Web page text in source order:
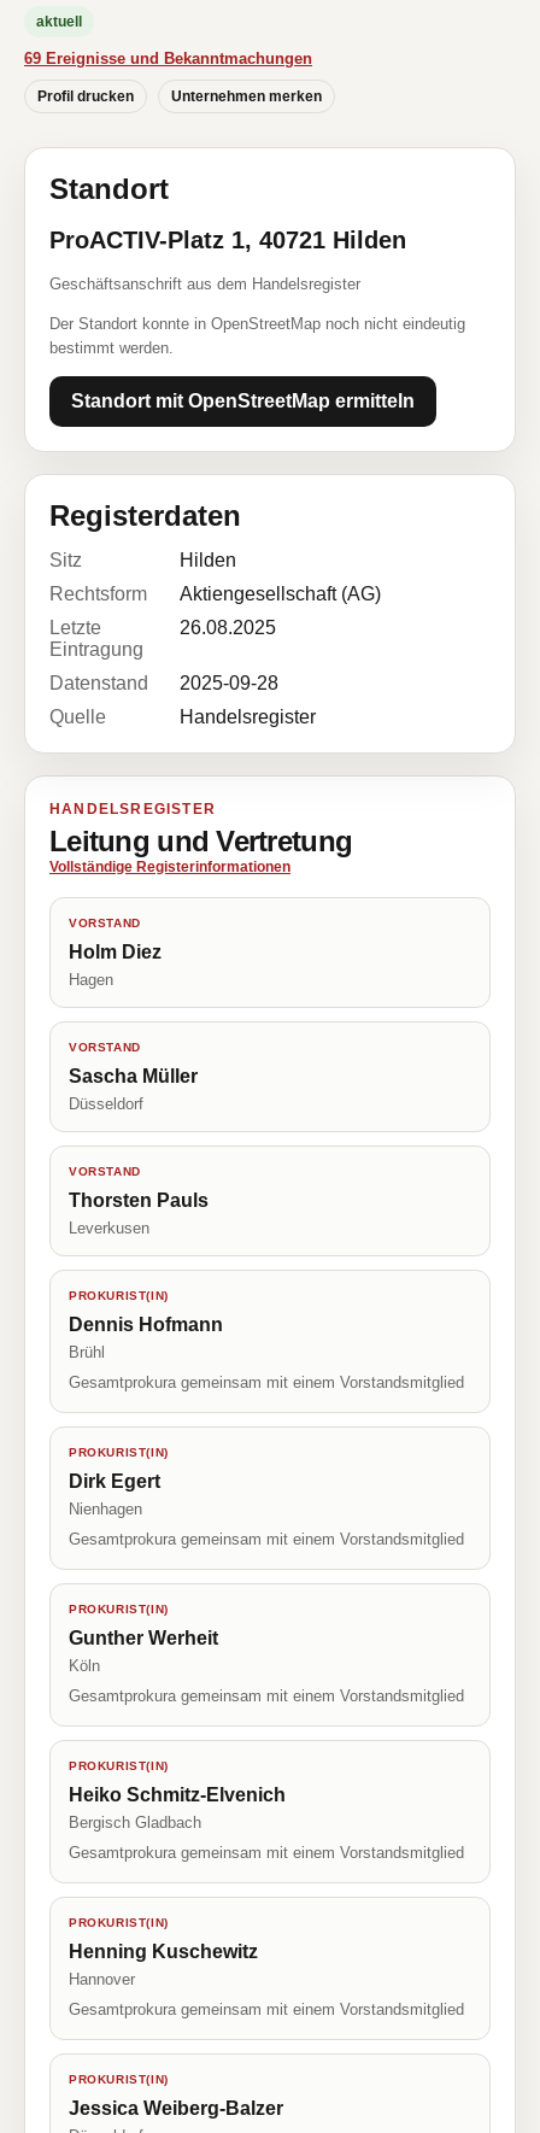
aktuell
69 Ereignisse und Bekanntmachungen
Profil drucken Unternehmen merken
Standort
ProACTIV-Platz 1, 40721 Hilden
Geschäftsanschrift aus dem Handelsregister
Der Standort konnte in OpenStreetMap noch nicht eindeutig
bestimmt werden.
Standort mit OpenStreetMap ermitteln
Registerdaten
Sitz
Hilden
Rechtsform
Aktiengesellschaft (AG)
Letzte
Eintragung
26.08.2025
Datenstand
2025-09-28
Quelle
Handelsregister
HANDELSREGISTER
Leitung und Vertretung
Vollständige Registerinformationen
VORSTAND
Holm Diez
Hagen
VORSTAND
Sascha Müller
Düsseldorf
VORSTAND
Thorsten Pauls
Leverkusen
PROKURIST(IN)
Dennis Hofmann
Brühl
Gesamtprokura gemeinsam mit einem Vorstandsmitglied
PROKURIST(IN)
Dirk Egert
Nienhagen
Gesamtprokura gemeinsam mit einem Vorstandsmitglied
PROKURIST(IN)
Gunther Werheit
Köln
Gesamtprokura gemeinsam mit einem Vorstandsmitglied
PROKURIST(IN)
Heiko Schmitz-Elvenich
Bergisch Gladbach
Gesamtprokura gemeinsam mit einem Vorstandsmitglied
PROKURIST(IN)
Henning Kuschewitz
Hannover
Gesamtprokura gemeinsam mit einem Vorstandsmitglied
PROKURIST(IN)
Jessica Weiberg-Balzer